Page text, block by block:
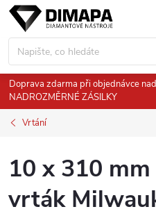
Přejít
obsah
Doprava zdarma při objednávce
NADROZMĚRNÉ ZÁSILKY
Vrtání
10 x 310
vrták